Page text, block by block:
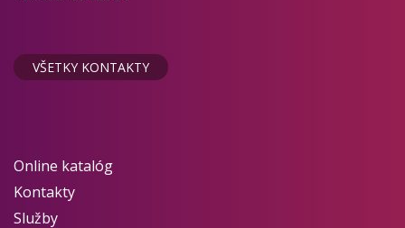
VŠETKY KONTAKTY
Online katalóg
Kontakty
Služby